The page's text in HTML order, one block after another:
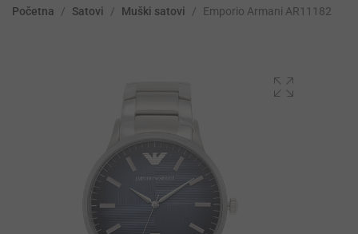
Početna / Satovi / Muški satovi / Emporio Armani AR11182